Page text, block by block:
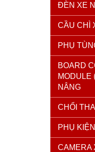
ĐÈN XE
CẦU CHÌ
PHỤ
BOARD
MODULE
NÂNG
CHỔI
PHỤ
CAMERA